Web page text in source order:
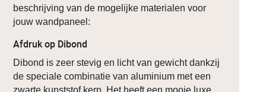
beschrijving van de mogelijke materialen voor
jouw wandpaneel:
Afdruk op Dibond
Dibond is zeer stevig en licht van gewicht dankzij
de speciale combinatie van aluminium met een
zwarte kunststof kern. Het heeft een mooie luxe